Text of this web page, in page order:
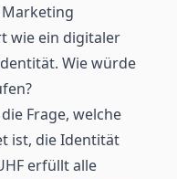
wie ein digitaler
Wie würde
Frage, welche
ist, die Identität
erfüllt alle